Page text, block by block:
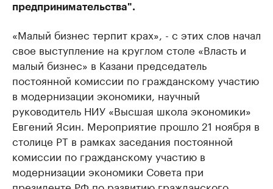
предпринимательства".
«Малый бизнес терпит крах», - с этих слов начал
свое выступление на круглом столе «Власть и
малый бизнес» в Казани председатель
постоянной комиссии по гражданскому участию
в модернизации экономики, научный
руководитель НИУ «Высшая школа экономики»
Евгений Ясин. Мероприятие прошло 21 ноября в
столице РТ в рамках заседания постоянной
комиссии по гражданскому участию в
модернизации экономики Совета при